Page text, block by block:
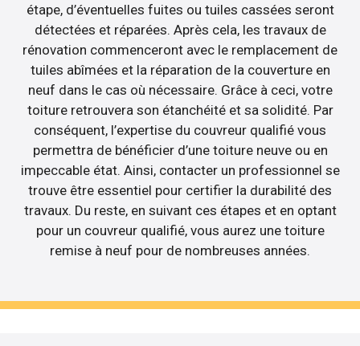
étape, d’éventuelles fuites ou tuiles cassées seront
détectées et réparées. Après cela, les travaux de
rénovation commenceront avec le remplacement de
tuiles abîmées et la réparation de la couverture en
neuf dans le cas où nécessaire. Grâce à ceci, votre
toiture retrouvera son étanchéité et sa solidité. Par
conséquent, l’expertise du couvreur qualifié vous
permettra de bénéficier d’une toiture neuve ou en
impeccable état. Ainsi, contacter un professionnel se
trouve être essentiel pour certifier la durabilité des
travaux. Du reste, en suivant ces étapes et en optant
pour un couvreur qualifié, vous aurez une toiture
remise à neuf pour de nombreuses années.